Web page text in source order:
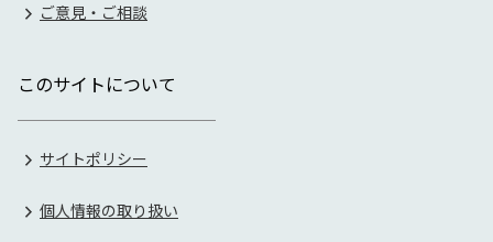
ご意見・ご相談
このサイトについて
サイトポリシー
個人情報の取り扱い